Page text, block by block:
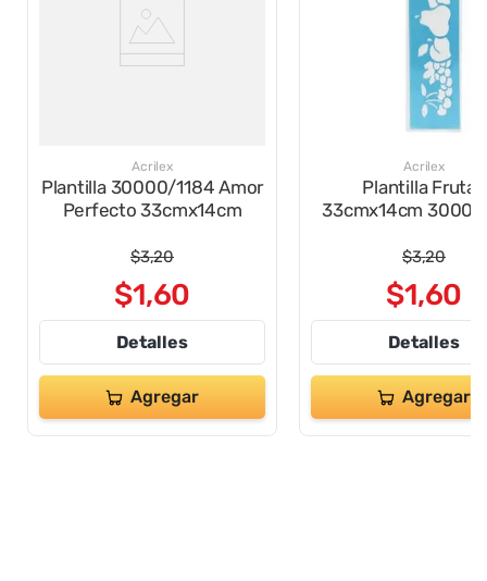
Acrilex
Plantilla 30000/1184 Amor
Perfecto 33cmx14cm
$3,20
$1,60
Detalles
Agregar
Acrilex
Plantilla Frutas
33cmx14cm
$3,20
$1,60
Detalles
Agregar